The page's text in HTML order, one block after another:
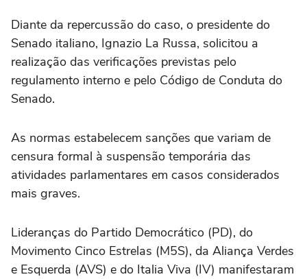
Diante da repercussão do caso, o presidente do
Senado italiano, Ignazio La Russa, solicitou a
realização das verificações previstas pelo
regulamento interno e pelo Código de Conduta do
Senado.
As normas estabelecem sanções que variam de
censura formal à suspensão temporária das
atividades parlamentares em casos considerados
mais graves.
Lideranças do Partido Democrático (PD), do
Movimento Cinco Estrelas (M5S), da Aliança Verdes
e Esquerda (AVS) e do Italia Viva (IV) manifestaram